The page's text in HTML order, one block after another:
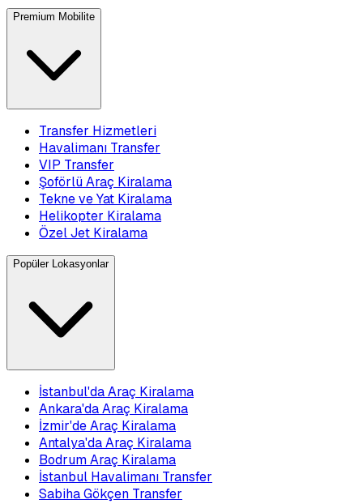
Premium Mobilite
Transfer Hizmetleri
Havalimanı Transfer
VIP Transfer
Şoförlü Araç Kiralama
Tekne ve Yat Kiralama
Helikopter Kiralama
Özel Jet Kiralama
Popüler Lokasyonlar
İstanbul'da Araç Kiralama
Ankara'da Araç Kiralama
İzmir'de Araç Kiralama
Antalya'da Araç Kiralama
Bodrum Araç Kiralama
İstanbul Havalimanı Transfer
Sabiha Gökçen Transfer